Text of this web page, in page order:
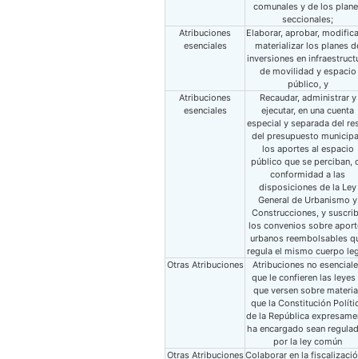
comunales y de los
seccionales;
Atribuciones
esenciales
Elaborar, aprobar,
materializar los planes
inversiones en
de movilidad y espacio
público, y
Atribuciones
esenciales
Recaudar, administrar y
ejecutar, en una cuenta
especial y separada del
del presupuesto
los aportes al espacio
público que se perciban,
conformidad a las
disposiciones de la Ley
General de Urbanismo y
Construcciones, y
los convenios sobre
urbanos reembolsables
regula el mismo cuerpo
Otras Atribuciones
Atribuciones no
que le confieren las leyes
que versen sobre
que la Constitución
de la República
ha encargado sean
por la ley común
Otras AtribucionesColaborar en la